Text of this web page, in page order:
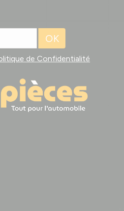
OK
de Confidentialité